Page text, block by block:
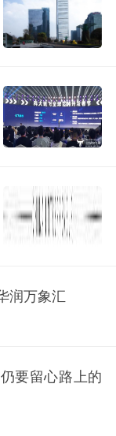
润万象汇
要留心路上的